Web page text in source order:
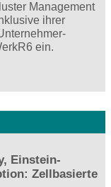
Management
ihrer
ein.
Einstein-
Zellbasierte